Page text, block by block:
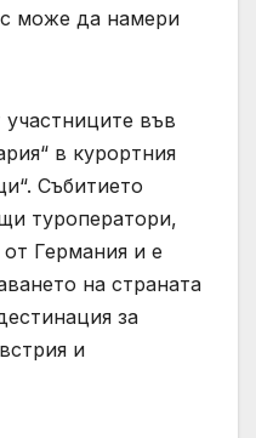
може да намери
във
в курортния
Събитието
туроператори,
Германия и е
на страната
за
и